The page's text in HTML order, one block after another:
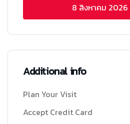
8 สิงหาคม 2026
Additional info
Plan Your Visit
Accept Credit Card